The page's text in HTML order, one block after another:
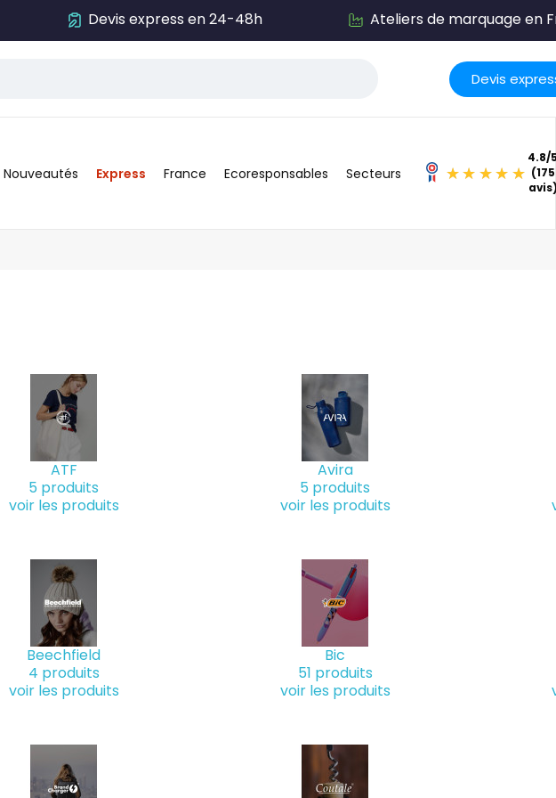
Devis express en 24-48h Ateliers de marquage en
Devis
& évènementiel
de santé
de formation
de football 2026
Nouveautés Express France Ecoresponsables Secteurs
ATF
5 produits
voir les produits
Avira
5 produits
voir les produits
Beechfield
4 produits
voir les produits
Bic
51 produits
voir les produits